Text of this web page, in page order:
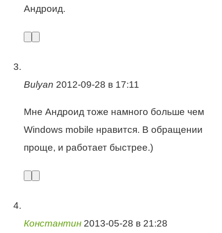
Андроид.
Bulyan 2012-09-28 в 17:11
Мне Андроид тоже намного больше чем
Windows mobile нравится. В обращении
проще, и работает быстрее.)
Константин 2013-05-28 в 21:28